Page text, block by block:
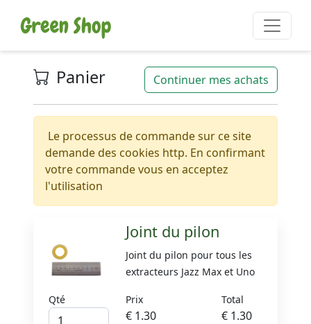
Panier Continuer mes achats
Le processus de commande sur ce site
demande des cookies http. En confirmant
votre commande vous en acceptez
l'utilisation
Joint du pilon
Joint du pilon pour tous les
extracteurs Jazz Max et Uno
Qté Prix
€ 1.30
Total
€ 1.30